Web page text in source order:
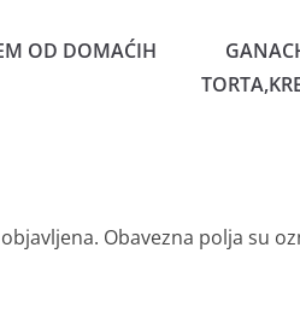
OD DOMAĆIH
Obavezna polja su